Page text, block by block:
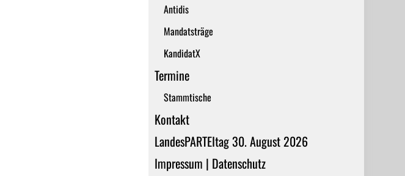
Antidis
Mandatsträge
KandidatX
Termine
Stammtische
Kontakt
LandesPARTEItag 30. August 2026
Impressum | Datenschutz